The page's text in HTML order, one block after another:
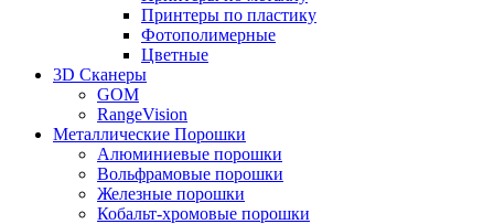
Принтеры по пластику
Фотополимерные
Цветные
3D Сканеры
GOM
RangeVision
Металлические Порошки
Алюминиевые порошки
Вольфрамовые порошки
Железные порошки
Кобальт-хромовые порошки